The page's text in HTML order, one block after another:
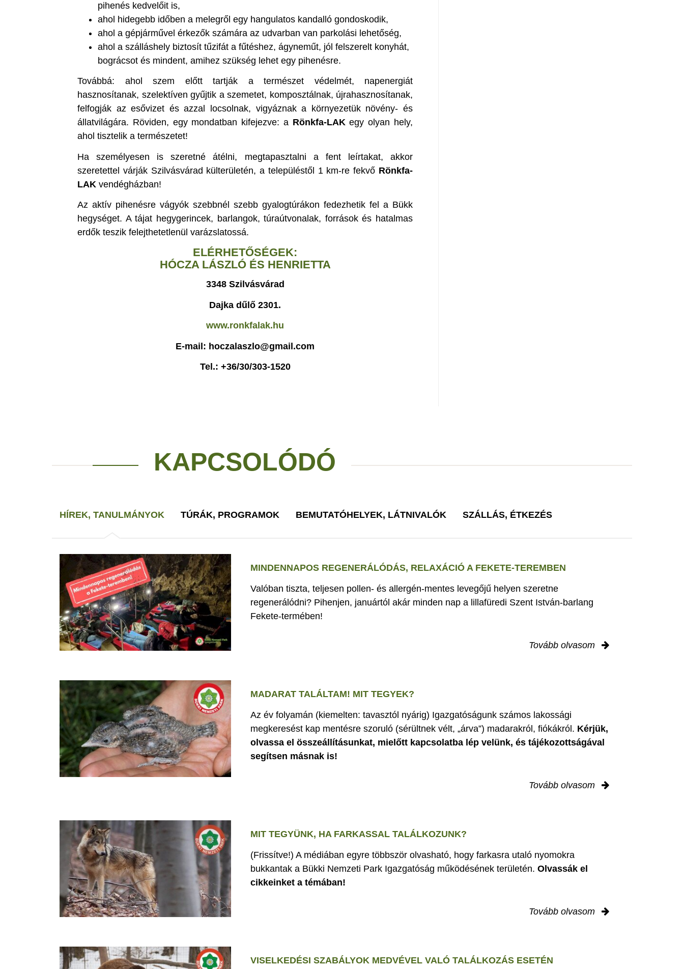
pihenés kedvelőit is,
ahol hidegebb időben a melegről egy hangulatos kandalló gondoskodik,
ahol a gépjárművel érkezők számára az udvarban van parkolási lehetőség,
ahol a szálláshely biztosít tűzifát a fűtéshez, ágyneműt, jól felszerelt konyhát,
bográcsot és mindent, amihez szükség lehet egy pihenésre.
Továbbá: ahol szem előtt tartják a természet védelmét, napenergiát
hasznosítanak, szelektíven gyűjtik a szemetet, komposztálnak, újrahasznosítanak,
felfogják az esővizet és azzal locsolnak, vigyáznak a környezetük növény- és
állatvilágára. Röviden, egy mondatban kifejezve: a Rönkfa-LAKegy olyan hely,
ahol tisztelik a természetet!
Ha személyesen is szeretné átélni, megtapasztalni a fent leírtakat, akkor
szeretettel várják Szilvásvárad külterületén, a településtől 1 km-re fekvő Rönkfa-
LAK vendégházban!
Az aktív pihenésre vágyók szebbnél szebb gyalogtúrákon fedezhetik fel a Bükk
hegységet. A tájat hegygerincek, barlangok, túraútvonalak, források és hatalmas
erdők teszik felejthetetlenül varázslatossá.
ELÉRHETŐSÉGEK:
HÓCZA LÁSZLÓ ÉS HENRIETTA
3348 Szilvásvárad
Dajka dűlő 2301.
www.ronkfalak.hu
E-mail: hoczalaszlo@gmail.com
Tel.: +36/30/303-1520
KAPCSOLÓDÓ
HÍREK, TANULMÁNYOK TÚRÁK, PROGRAMOK BEMUTATÓHELYEK, LÁTNIVALÓK SZÁLLÁS, ÉTKEZÉS
MINDENNAPOS REGENERÁLÓDÁS, RELAXÁCIÓ A FEKETE-TEREMBEN
Valóban tiszta, teljesen pollen- és allergén-mentes levegőjű helyen szeretne
regenerálódni? Pihenjen, januártól akár minden nap a lillafüredi Szent István-barlang
Fekete-termében!
Tovább olvasom
MADARAT TALÁLTAM! MIT TEGYEK?
Az év folyamán (kiemelten: tavasztól nyárig) Igazgatóságunk számos lakossági
megkeresést kap mentésre szoruló (sérültnek vélt, „árva”) madarakról, fiókákról. Kérjük,
olvassa el összeállításunkat, mielőtt kapcsolatba lép velünk, és tájékozottságával
segítsen másnak is!
Tovább olvasom
MIT TEGYÜNK, HA FARKASSAL TALÁLKOZUNK?
(Frissítve!) A médiában egyre többször olvasható, hogy farkasra utaló nyomokra
bukkantak a Bükki Nemzeti Park Igazgatóság működésének területén. Olvassák el
cikkeinket a témában!
Tovább olvasom
VISELKEDÉSI SZABÁLYOK MEDVÉVEL VALÓ TALÁLKOZÁS ESETÉN